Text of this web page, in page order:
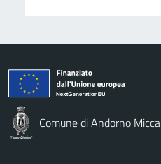
Comune di Andorno Micca